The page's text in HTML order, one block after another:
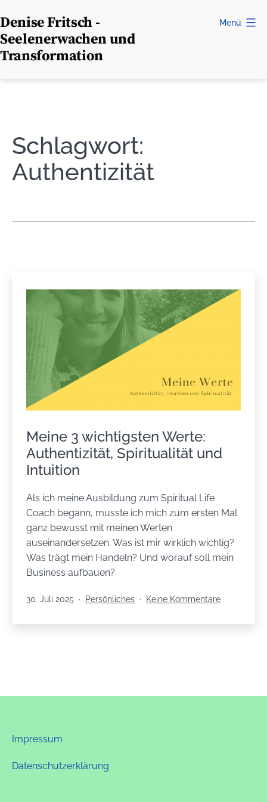
Inhalt
springen
Denise Fritsch -
Seelenerwachen und
Transformation
Menü
Schlagwort:
Authentizität
Meine 3 wichtigsten Werte:
Authentizität, Spiritualität und
Intuition
Als ich meine Ausbildung zum Spiritual Life
Coach begann, musste ich mich zum ersten Mal
ganz bewusst mit meinen Werten
auseinandersetzen. Was ist mir wirklich wichtig?
Was trägt mein Handeln? Und worauf soll mein
Business aufbauen?
Veröffentlicht
30. Juli 2025
Kategorisiert
Persönliches Keine Kommentarezu
3
Impressum
Datenschutzerklärung